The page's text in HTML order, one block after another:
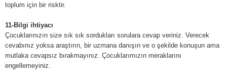
toplum için bir risktir.
11-Bilgi ihtiyacı
Çocuklarınızın size sık sık sordukları sorulara cevap veriniz. Verecek
cevabınız yoksa araştırın, bir uzmana danışın ve o şekilde konuşun ama
mutlaka cevapsız bırakmayınız. Çocuklarımızın meraklarını
engellemeyiniz.